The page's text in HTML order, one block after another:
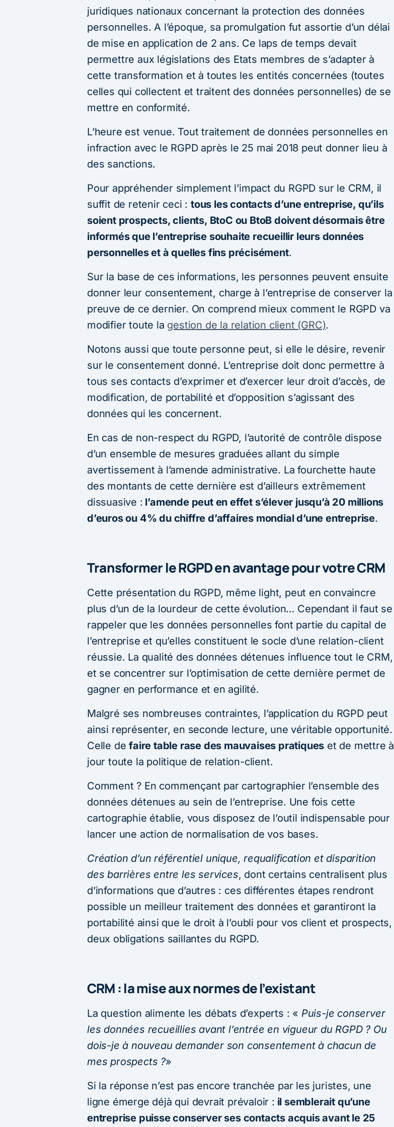
juridiques nationaux concernant la protection des données
personnelles. A l’époque, sa promulgation fut assortie d’un délai
de mise en application de 2 ans. Ce laps de temps devait
permettre aux législations des Etats membres de s’adapter à
cette transformation et à toutes les entités concernées (toutes
celles qui collectent et traitent des données personnelles) de se
mettre en conformité.
L’heure est venue. Tout traitement de données personnelles en
infraction avec le RGPD après le 25 mai 2018 peut donner lieu à
des sanctions.
Pour appréhender simplement l’impact du RGPD sur le CRM, il
suffit de retenir ceci :tous les contacts d’une entreprise, qu’ils
soient prospects, clients, BtoC ou BtoB doivent désormais être
informés que l’entreprise souhaite recueillir leurs données
personnelles et à quelles fins précisément.
Sur la base de ces informations, les personnes peuvent ensuite
donner leur consentement, charge à l’entreprise de conserver la
preuve de ce dernier. On comprend mieux comment le RGPD va
modifier toute la gestion de la relation client (GRC).
Notons aussi que toute personne peut, si elle le désire, revenir
sur le consentement donné. L’entreprise doit donc permettre à
tous ses contacts d’exprimer et d’exercer leur droit d’accès, de
modification, de portabilité et d’opposition s’agissant des
données qui les concernent.
En cas de non-respect du RGPD, l’autorité de contrôle dispose
d’un ensemble de mesures graduées allant du simple
avertissement à l’amende administrative. La fourchette haute
des montants de cette dernière est d’ailleurs extrêmement
dissuasive : l’amende peut en effet s’élever jusqu’à 20 millions
d’euros ou 4% du chiffre d’affaires mondial d’une entreprise.
Transformer le RGPD en avantage pour votre CRM
Cette présentation du RGPD, même light, peut en convaincre
plus d’un de la lourdeur de cette évolution… Cependant il faut se
rappeler que les données personnelles font partie du capital de
l’entreprise et qu’elles constituent le socle d’une relation-client
réussie. La qualité des données détenues influence tout le CRM,
et se concentrer sur l’optimisation de cette dernière permet de
gagner en performance et en agilité.
Malgré ses nombreuses contraintes, l’application du RGPD peut
ainsi représenter, en seconde lecture, une véritable opportunité.
Celle defaire table rase des mauvaises pratiques et de mettre à
jour toute la politique de relation-client.
Comment ? En commençant par cartographier l’ensemble des
données détenues au sein de l’entreprise. Une fois cette
cartographie établie, vous disposez de l’outil indispensable pour
lancer une action de normalisation de vos bases.
Création d’un référentiel unique, requalification et disparition
des barrières entre les services, dont certains centralisent plus
d’informations que d’autres : ces différentes étapes rendront
possible un meilleur traitement des données et garantiront la
portabilité ainsi que le droit à l’oubli pour vos client et prospects,
deux obligations saillantes du RGPD.
CRM : la mise aux normes de l’existant
La question alimente les débats d’experts : « Puis-je conserver
les données recueillies avant l’entrée en vigueur du RGPD ? Ou
dois-je à nouveau demander son consentement à chacun de
mes prospects ?»
Si la réponse n’est pas encore tranchée par les juristes, une
ligne émerge déjà qui devrait prévaloir : il semblerait qu’une
entreprise puisse conserver ses contacts acquis avant le 25